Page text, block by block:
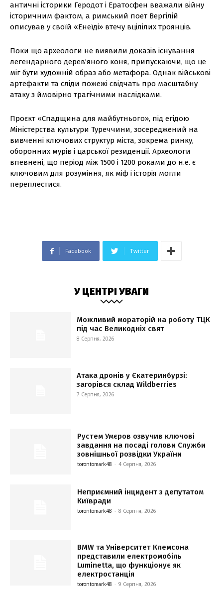
античні історики Геродот і Ератосфен вважали війну
історичним фактом, а римський поет Вергілій
описував у своїй «Енеїді» втечу вцілілих троянців.
Поки що археологи не виявили доказів існування
легендарного дерев’яного коня, припускаючи, що це
міг бути художній образ або метафора. Однак військові
артефакти та сліди пожежі свідчать про масштабну
атаку з ймовірно трагічними наслідками.
Проєкт «Спадщина для майбутнього», під егідою
Міністерства культури Туреччини, зосереджений на
вивченні ключових структур міста, зокрема ринку,
оборонних мурів і царської резиденції. Археологи
впевнені, що період між 1500 і 1200 роками до н.е. є
ключовим для розуміння, як міф і історія могли
переплестися.
Facebook Twitter
У ЦЕНТРІ УВАГИ
Можливий мораторій на роботу ТЦК
під час Великодніх свят
8 Серпня, 2026
Атака дронів у Єкатеринбурзі:
загорівся склад Wildberries
7 Серпня, 2026
Рустем Умєров озвучив ключові
завдання на посаді голови Служби
зовнішньої розвідки України
torontomark48 - 4 Серпня, 2026
Неприємний інцидент з депутатом
Київради
torontomark48 - 8 Серпня, 2026
BMW та Університет Клемсона
представили електромобіль
Luminetta, що функціонує як
електростанція
torontomark48 - 9 Серпня, 2026